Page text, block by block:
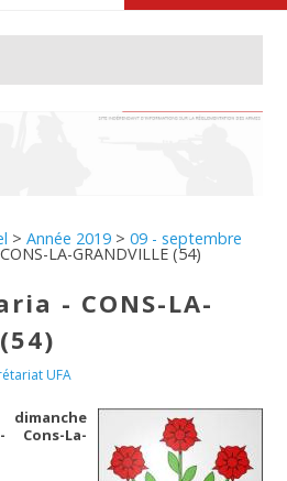
>Année 2019 >09 - septembre
LA-GRANDVILLE (54)
- CONS-LA-
UFA
Cons-La-